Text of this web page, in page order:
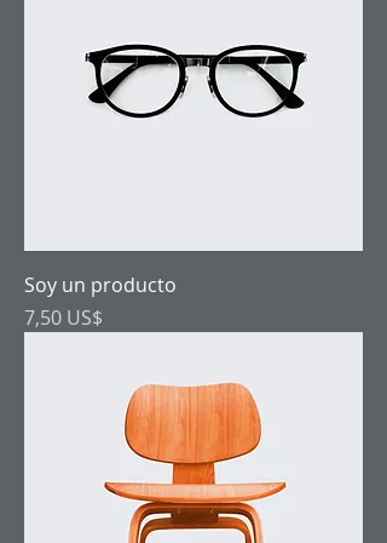
Soy un producto
Precio
7,50 US$